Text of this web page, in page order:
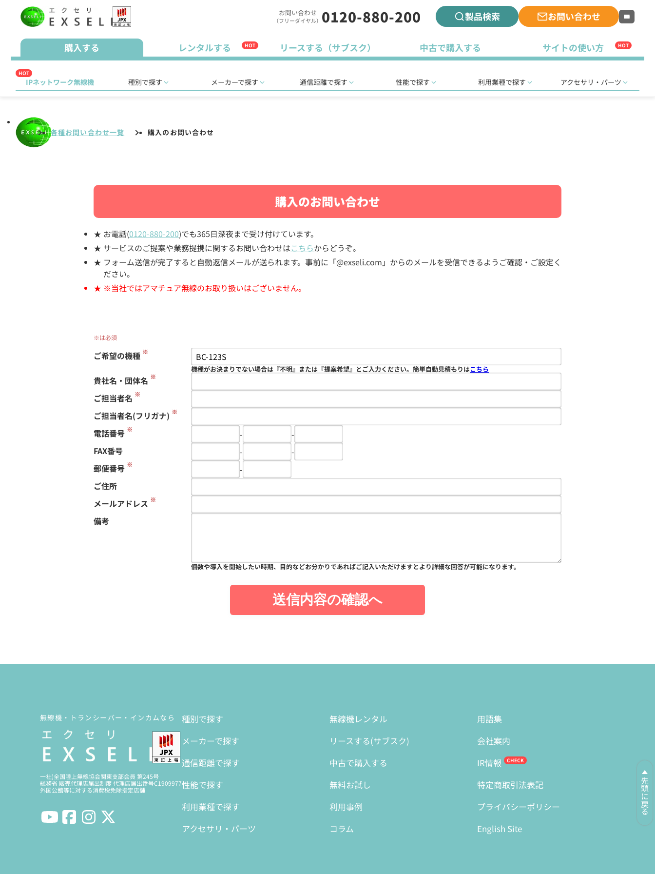
お問い合わせ
（フリーダイヤル） 0120-880-200 製品検索 お問い合わせ
購入する レンタルする HOT リースする（サブスク） 中古で購入する サイトの使い方 HOT
HOT
IPネットワーク無線機 種別で探す メーカーで探す 通信距離で探す 性能で探す 利用業種で探す アクセサリ・パーツ
各種お問い合わせ一覧 購入のお問い合わせ
購入のお問い合わせ
お電話(0120-880-200)でも365日深夜まで受け付けています。
サービスのご提案や業務提携に関するお問い合わせはこちらからどうぞ。
フォーム送信が完了すると自動返信メールが送られます。事前に「@exseli.com」からのメールを受信できるようご確認・ご設定く
ださい。
※当社ではアマチュア無線のお取り扱いはございません。
※は必須
ご希望の機種 ※
機種がお決まりでない場合は『不明』または『提案希望』とご入力ください。簡単自動見積もりはこちら
貴社名・団体名 ※
ご担当者名 ※
ご担当者名(フリガナ) ※
電話番号 ※ -
-
FAX番号
-
-
郵便番号 ※
-
ご住所
メールアドレス ※
備考
個数や導入を開始したい時期、目的などお分かりであればご記入いただけますとより詳細な回答が可能になります。
送信内容の確認へ
先頭に戻る
無線機・トランシーバー・インカムなら
一社)全国陸上無線協会関東支部会員 第245号
総務省 販売代理店届出制度 代理店届出番号C1909977
外国公館等に対する消費税免除指定店舗
種別で探す
メーカーで探す
通信距離で探す
性能で探す
利用業種で探す
アクセサリ・パーツ
無線機レンタル
リースする(サブスク)
中古で購入する
無料お試し
利用事例
コラム
用語集
会社案内
IR情報
特定商取引法表記
プライバシーポリシー
English Site